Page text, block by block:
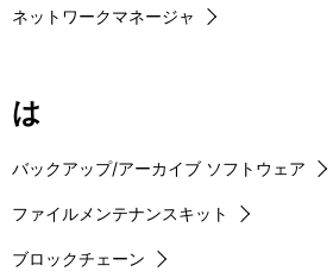
ネットワークマネージャ
は
バックアップ/アーカイブ ソフトウェア
ファイルメンテナンスキット
ブロックチェーン